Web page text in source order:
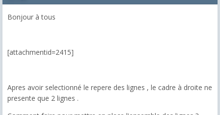
Bonjour à tous
[attachmentid=2415]
Apres avoir selectionné le repere des lignes , le cadre à droite ne
presente que 2 lignes .